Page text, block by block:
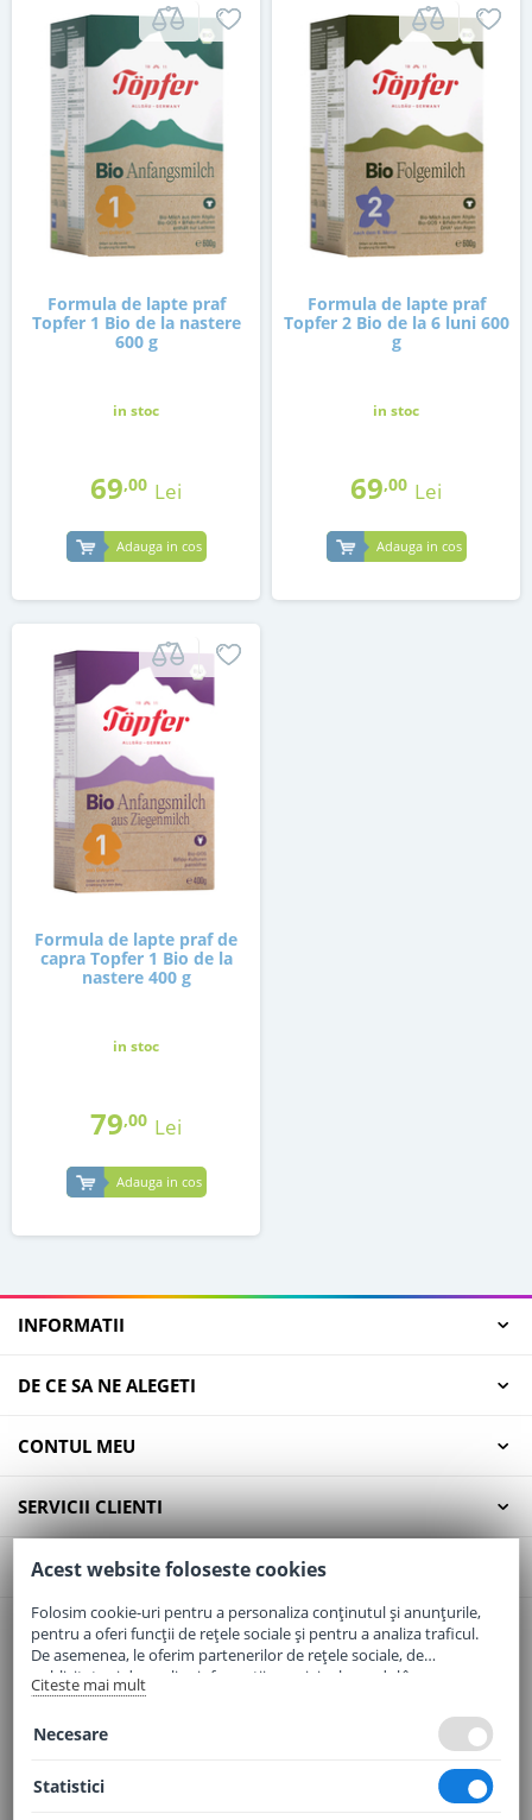
Formula de lapte praf
Topfer 1 Bio de la nastere
600 g
in stoc
69,00 Lei
Adauga in cos
Formula de lapte praf
Topfer 2 Bio de la 6 luni 600
g
in stoc
69,00 Lei
Adauga in cos
Formula de lapte praf de
capra Topfer 1 Bio de la
nastere 400 g
in stoc
79,00 Lei
Adauga in cos
INFORMATII
DE CE SA NE ALEGETI
CONTUL MEU
SERVICII CLIENTI
CONTACT
Email:office@elaptepraf.ro
Telefon:0745-964-449
Adresa:Sos. Borsului, Nr. 20, Oradea, Jud. Bihor
Acest website foloseste cookies
Folosim cookie-uri pentru a personaliza conținutul și anunțurile,
pentru a oferi funcții de rețele sociale și pentru a analiza traficul.
De asemenea, le oferim partenerilor de rețele sociale, de
publicitate și de analize informații cu privire la modul în care
folosiți site-ul nostru. Aceștia le pot combina cu alte informații
Citeste mai mult
Necesare
Statistici